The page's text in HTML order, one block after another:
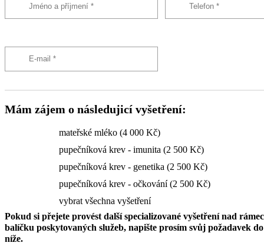
Mám zájem o následujicí vyšetření:
mateřské mléko (4 000 Kč)
pupečníková krev - imunita (2 500 Kč)
pupečníková krev - genetika (2 500 Kč)
pupečníková krev - očkování (2 500 Kč)
vybrat všechna vyšetření
Pokud si přejete provést další specializované vyšetření nad
balíčku poskytovaných služeb, napište prosím svůj požadavek
níže.